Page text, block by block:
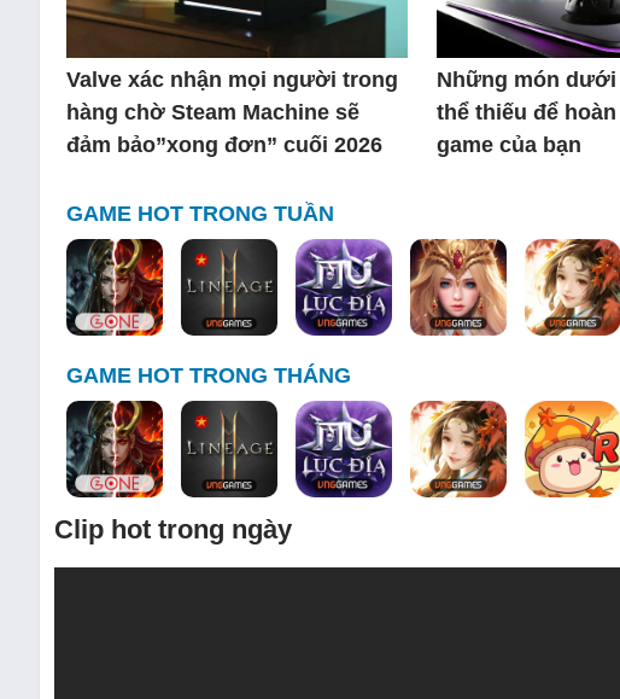
Valve xác nhận mọi người trong
hàng chờ Steam Machine sẽ
đảm bảo”xong đơn” cuối 2026
Những món dưới
thể thiếu để
game của bạn
GAME HOT TRONG TUẦN
GAME HOT TRONG THÁNG
Clip hot trong ngày